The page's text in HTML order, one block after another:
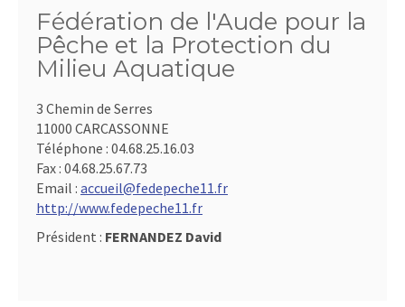
Fédération de l'Aude pour la
Pêche et la Protection du
Milieu Aquatique
3 Chemin de Serres
11000 CARCASSONNE
Téléphone : 04.68.25.16.03
Fax : 04.68.25.67.73
Email : accueil@fedepeche11.fr
http://www.fedepeche11.fr
Président : FERNANDEZ David